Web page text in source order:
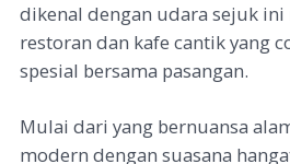
dikenal dengan udara sejuk ini
restoran dan kafe cantik yang
spesial bersama pasangan.
Mulai dari yang bernuansa
modern dengan suasana